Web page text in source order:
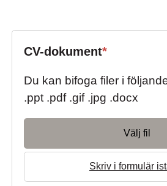
CV-dokument*
Du kan bifoga filer i
.ppt .pdf .gif .jpg .docx
Välj fil
Skriv i formulär